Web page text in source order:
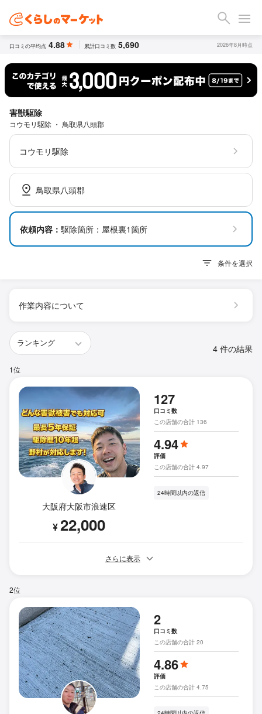
口コミの平均点 4.88 累計口コミ数 5,690 2026年8月時点
害獣駆除
コウモリ駆除 ・ 鳥取県八頭郡
コウモリ駆除
鳥取県八頭郡
依頼内容： 駆除箇所：屋根裏1箇所
条件を選択
作業内容について
4 件の結果
1位
大阪府大阪市浪速区
¥22,000
127
口コミ数
この店舗の合計 136
4.94
評価
この店舗の合計 4.97
24時間以内の返信
さらに表示
2位
2
口コミ数
この店舗の合計 20
4.86
評価
この店舗の合計 4.75